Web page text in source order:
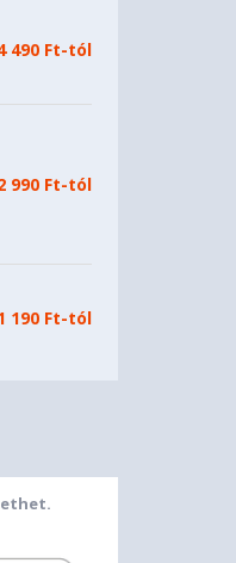
490 Ft-tól
990 Ft-tól
190 Ft-tól